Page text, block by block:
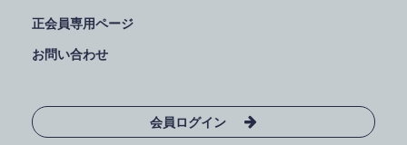
正会員専用ページ
お問い合わせ
会員ログイン